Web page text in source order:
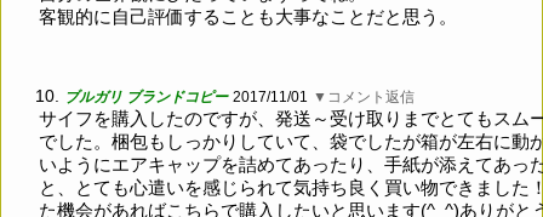
客観的に自己評価することも大事なことだと思う。
10. ブルガリ ブランドコピー 2017/11/01 ▼コメント返信
サイフを購入したのですが、発送～受け取りまでとてもスム
でした。梱包もしっかりしていて、袋でしたが箱が左右に動
いようにエアキャップを詰めてあったり、手紙が添えてあっ
と、とても心遣いを感じられて気持ち良く買い物できました
た機会があればこちらで購入したいと思います(^_^)ありがと